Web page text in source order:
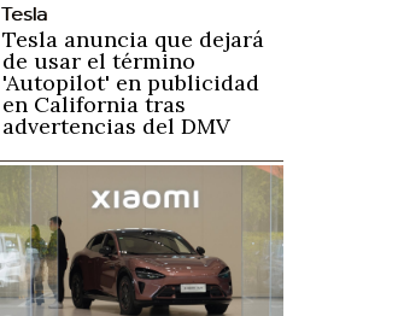
Tesla
Tesla anuncia que dejará
de usar el término
'Autopilot' en publicidad
en California tras
advertencias del DMV